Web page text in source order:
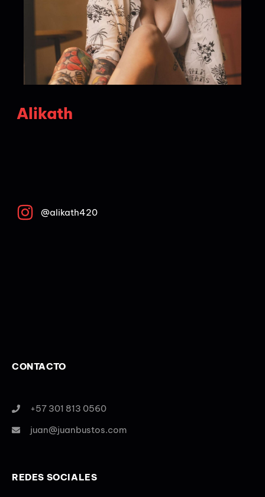
Alikath
@alikath420
CONTACTO
+57 301 813 0560
juan@juanbustos.com
REDES SOCIALES